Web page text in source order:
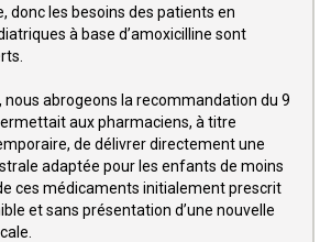
donc les besoins des patients en
à base d’amoxicilline sont
nous abrogeons la recommandation du 9
aux pharmaciens, à titre
de délivrer directement une
adaptée pour les enfants de moins
ces médicaments initialement prescrit
et sans présentation d’une nouvelle